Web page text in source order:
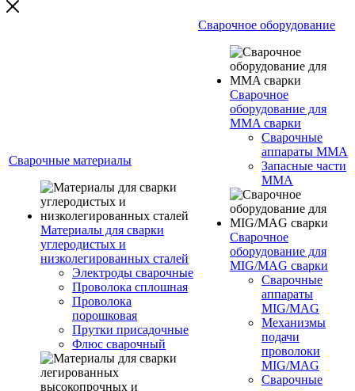
Сварочные материалы
Материалы для сварки
углеродистых и
низколегированных сталей
Электроды сварочные
Проволока сплошная
Проволока
порошковая
Прутки присадочные
Флюс сварочный
Сварочное оборудование
Сварочное
оборудование для
MMA сварки
Сварочные
аппараты MMA
Запасные части
MMA
Сварочное
оборудование для
MIG/MAG сварки
Сварочные
аппараты
MIG/MAG
Механизмы
подачи
проволоки
MIG/MAG
Сварочные